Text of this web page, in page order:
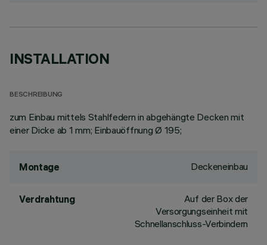
INSTALLATION
BESCHREIBUNG
zum Einbau mittels Stahlfedern in abgehängte Decken mit
einer Dicke ab 1 mm; Einbauöffnung Ø 195;
Montage Deckeneinbau
Verdrahtung
Auf der Box der
Versorgungseinheit mit
Schnellanschluss-Verbindern